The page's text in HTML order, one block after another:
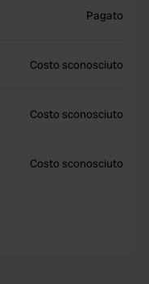
Pagato
Costo sconosciuto
Costo sconosciuto
Costo sconosciuto